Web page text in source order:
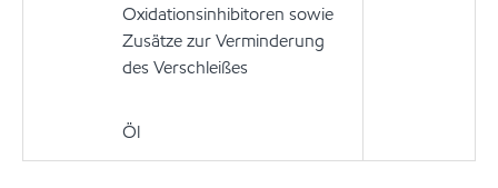
Oxidationsinhibitoren sowie
Zusätze zur Verminderung
des Verschleißes
Öl